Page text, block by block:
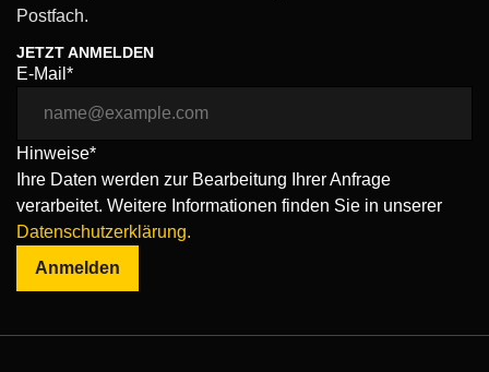
Postfach.
JETZT ANMELDEN
E-Mail*
Hinweise*
Ihre Daten werden zur Bearbeitung Ihrer Anfrage
verarbeitet. Weitere Informationen finden Sie in unserer
Datenschutzerklärung.
Anmelden